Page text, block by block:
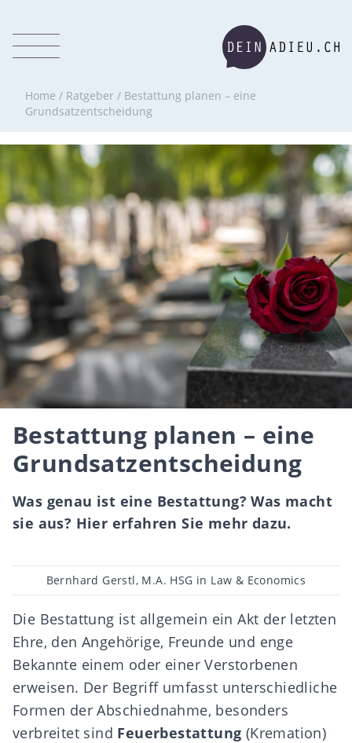
Home / Ratgeber / Bestattung planen – eine
Grundsatzentscheidung
Bestattung planen – eine
Grundsatzentscheidung
Was genau ist eine Bestattung? Was macht
sie aus? Hier erfahren Sie mehr dazu.
Beitragsautor
Bernhard Gerstl, M.A. HSG in Law & Economics
Die Bestattung ist allgemein ein Akt der letzten
Ehre, den Angehörige, Freunde und enge
Bekannte einem oder einer Verstorbenen
erweisen. Der Begriff umfasst unterschiedliche
Formen der Abschiednahme, besonders
verbreitet sind Feuerbestattung (Kremation)